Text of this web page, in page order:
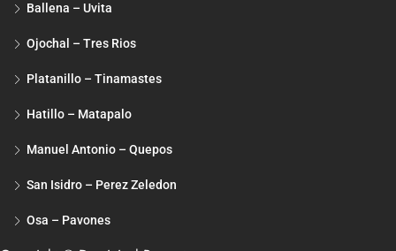
Ballena – Uvita
Ojochal – Tres Rios
Platanillo – Tinamastes
Hatillo – Matapalo
Manuel Antonio – Quepos
San Isidro – Perez Zeledon
Osa – Pavones